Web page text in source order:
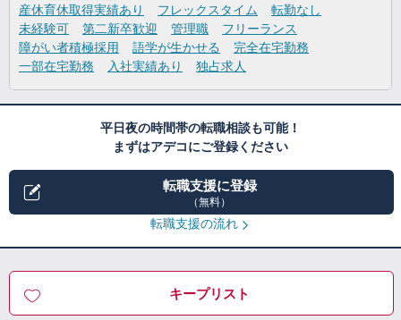
産休育休取得実績あり
フレックスタイム
転勤なし
未経験可
第二新卒歓迎 管理職
フリーランス
障がい者積極採用
語学が生かせる
完全在宅勤務
一部在宅勤務
入社実績あり 独占求人
平日夜の時間帯の転職相談も可能！
まずはアデコにご登録ください
転職支援に登録
（無料）
転職支援の流れ
キープリスト